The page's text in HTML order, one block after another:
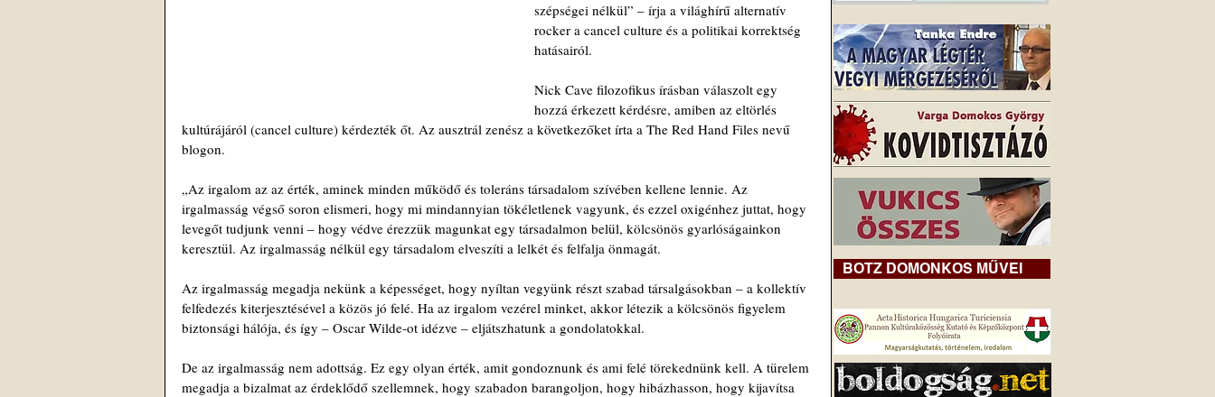
szépségei nélkül” – írja a világhírű alternatív
rocker a cancel culture és a politikai korrektség
hatásairól.
Nick Cave filozofikus írásban válaszolt egy
hozzá érkezett kérdésre, amiben az eltörlés
kultúrájáról (cancel culture) kérdezték őt. Az ausztrál zenész a következőket írta a The Red Hand Files nevű
blogon.
„Az irgalom az az érték, aminek minden működő és toleráns társadalom szívében kellene lennie. Az
irgalmasság végső soron elismeri, hogy mi mindannyian tökéletlenek vagyunk, és ezzel oxigénhez juttat, hogy
levegőt tudjunk venni – hogy védve érezzük magunkat egy társadalmon belül, kölcsönös gyarlóságainkon
keresztül. Az irgalmasság nélkül egy társadalom elveszíti a lelkét és felfalja önmagát.
Az irgalmasság megadja nekünk a képességet, hogy nyíltan vegyünk részt szabad társalgásokban – a kollektív
felfedezés kiterjesztésével a közös jó felé. Ha az irgalom vezérel minket, akkor létezik a kölcsönös figyelem
biztonsági hálója, és így – Oscar Wilde-ot idézve – eljátszhatunk a gondolatokkal.
De az irgalmasság nem adottság. Ez egy olyan érték, amit gondoznunk és ami felé törekednünk kell. A türelem
megadja a bizalmat az érdeklődő szellemnek, hogy szabadon barangoljon, hogy hibázhasson, hogy kijavítsa
BOTZ DOMONKOS MŰVEI